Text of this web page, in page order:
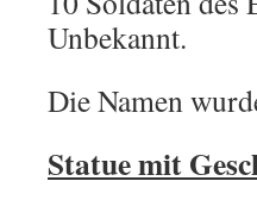
Unbekannt.
Die Namen
Statue mit